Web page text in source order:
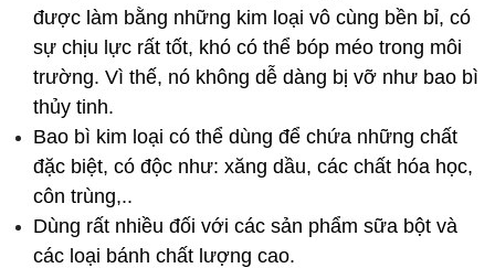
được làm bằng những kim loại vô cùng bền bỉ, có
sự chịu lực rất tốt, khó có thể bóp méo trong môi
trường. Vì thế, nó không dễ dàng bị vỡ như bao bì
thủy tinh.
Bao bì kim loại có thể dùng để chứa những chất
đặc biệt, có độc như: xăng dầu, các chất hóa học,
côn trùng,..
Dùng rất nhiều đối với các sản phẩm sữa bột và
các loại bánh chất lượng cao.